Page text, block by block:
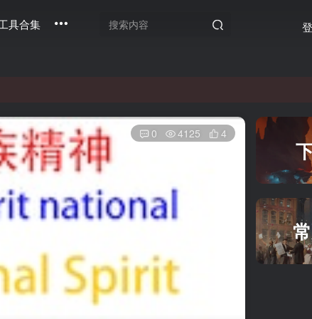
具合集
访问。旧网页可通过3yc.top访问。
0
4125 4